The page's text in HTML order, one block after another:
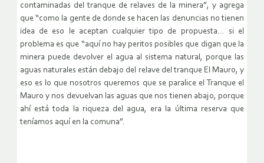
contaminadas del tranque de relaves de la minera”, y agrega
que “como la gente de donde se hacen las denuncias no tienen
idea de eso le aceptan cualquier tipo de propuesta… si el
problema es que “aquí no hay peritos posibles que digan que la
minera puede devolver el agua al sistema natural, porque las
aguas naturales están debajo del relave del tranque El Mauro, y
eso es lo que nosotros queremos que se paralice el Tranque el
Mauro y nos devuelvan las aguas que nos tienen abajo, porque
ahí está toda la riqueza del agua, era la última reserva que
teníamos aquí en la comuna”.